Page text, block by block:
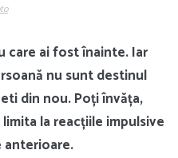
care ai fost înainte. Iar
nu sunt destinul
din nou. Poți învăța,
la reacțiile impulsive
anterioare.